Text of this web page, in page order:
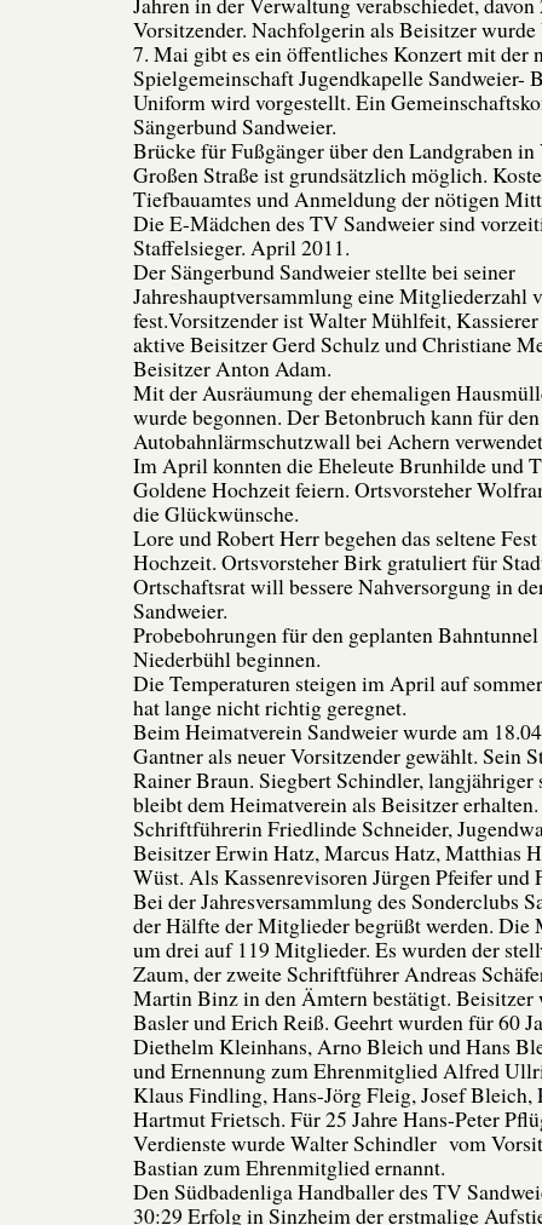
Vorsitzender. Nachfolgerin als Beisitzer wurde
7. Mai gibt es ein öffentliches Konzert mit der
Spielgemeinschaft Jugendkapelle Sandweier-
Uniform wird vorgestellt. Ein
Sängerbund Sandweier.
Brücke für Fußgänger über den Landgraben
Großen Straße ist grundsätzlich möglich.
Tiefbauamtes und Anmeldung der nötigen
Die E-Mädchen des TV Sandweier sind
Staffelsieger. April 2011.
Der Sängerbund Sandweier stellte bei seiner
Jahreshauptversammlung eine Mitgliederzahl
fest.Vorsitzender ist Walter Mühlfeit,
aktive Beisitzer Gerd Schulz und Christiane
Beisitzer Anton Adam.
Mit der Ausräumung der ehemaligen
wurde begonnen. Der Betonbruch kann für den
Autobahnlärmschutzwall bei Achern
Im April konnten die Eheleute Brunhilde und
Goldene Hochzeit feiern. Ortsvorsteher
die Glückwünsche.
Lore und Robert Herr begehen das seltene
Hochzeit. Ortsvorsteher Birk gratuliert für
Ortschaftsrat will bessere Nahversorgung in
Sandweier.
Probebohrungen für den geplanten
Niederbühl beginnen.
Die Temperaturen steigen im April auf
hat lange nicht richtig geregnet.
Beim Heimatverein Sandweier wurde am
Gantner als neuer Vorsitzender gewählt. Sein
Rainer Braun. Siegbert Schindler, langjähriger
bleibt dem Heimatverein als Beisitzer
Schriftführerin Friedlinde Schneider,
Beisitzer Erwin Hatz, Marcus Hatz, Matthias
Wüst. Als Kassenrevisoren Jürgen Pfeifer und
Bei der Jahresversammlung des Sonderclubs
der Hälfte der Mitglieder begrüßt werden. Die
um drei auf 119 Mitglieder. Es wurden der
Zaum, der zweite Schriftführer Andreas
Martin Binz in den Ämtern bestätigt. Beisitzer
Basler und Erich Reiß. Geehrt wurden für 60
Diethelm Kleinhans, Arno Bleich und Hans
und Ernennung zum Ehrenmitglied Alfred
Klaus Findling, Hans-Jörg Fleig, Josef Bleich,
Hartmut Frietsch. Für 25 Jahre Hans-Peter
Verdienste wurde Walter Schindler vom
Bastian zum Ehrenmitglied ernannt.
Den Südbadenliga Handballer des TV
30:29 Erfolg in Sinzheim der erstmalige